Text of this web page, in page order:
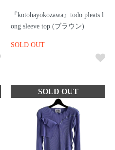
『kotohayokozawa』todo pleats l
ong sleeve top (ブラウン)
SOLD OUT